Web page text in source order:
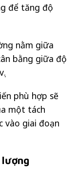
để tăng độ
nằm giữa
bằng giữa độ
phù hợp sẽ
một tách
vào giai đoạn